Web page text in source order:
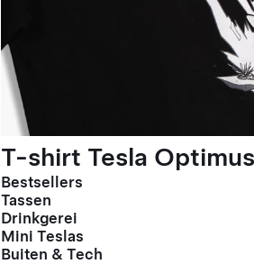
T-shirt Tesla
Bestsellers
Tassen
Drinkgerei
Mini Teslas
Buiten & Tech